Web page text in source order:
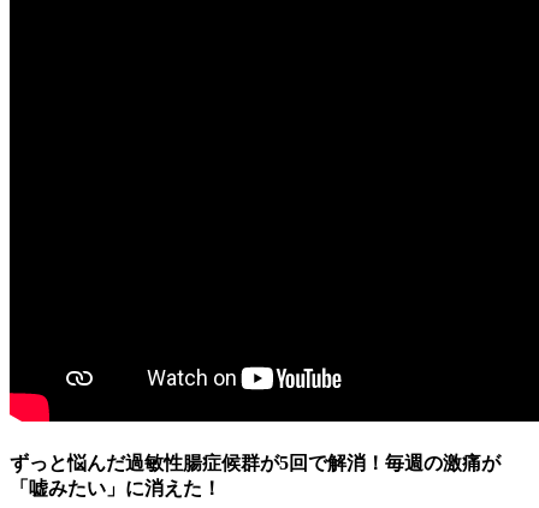
ずっと悩んだ過敏性腸症候群が5回で解消！毎週の激痛が
「嘘みたい」に消えた！